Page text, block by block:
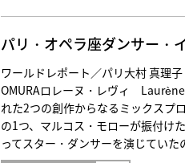
パリ・オペラ座ダンサー・
ワールドレポート／パリ大村 真理
OMURAロレーヌ・レヴィ
れた2つの創作からなるミックスプ
の1つ、マルコス・モローが振付け
ってスター・ダンサーを演じていた